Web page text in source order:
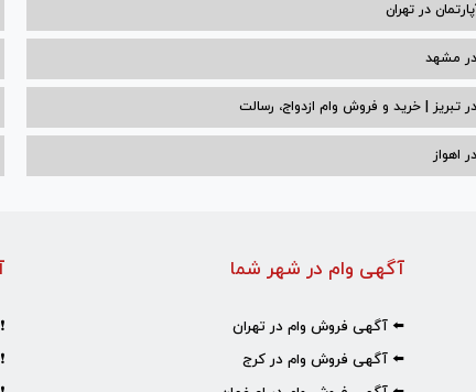
در تهران
مشهد
تبریز | خرید و فروش وام ازدواج، رسالت
اهواز
آگهی وام در شهر شما
⬅️ آگهی فروش وام در تهران
⬅️ آگهی فروش وام در کرج